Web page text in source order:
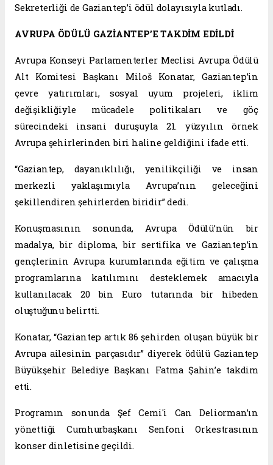
Sekreterliği de Gaziantep’i ödül dolayısıyla kutladı.
AVRUPA ÖDÜLÜ GAZİANTEP’E TAKDİM EDİLDİ
Avrupa Konseyi Parlamenterler Meclisi Avrupa Ödülü
Alt Komitesi Başkanı Miloš Konatar, Gaziantep’in
çevre yatırımları, sosyal uyum projeleri, iklim
değişikliğiyle mücadele politikaları ve göç
sürecindeki insani duruşuyla 21. yüzyılın örnek
Avrupa şehirlerinden biri haline geldiğini ifade etti.
“Gaziantep, dayanıklılığı, yenilikçiliği ve insan
merkezli yaklaşımıyla Avrupa’nın geleceğini
şekillendiren şehirlerden biridir” dedi.
Konuşmasının sonunda, Avrupa Ödülü’nün bir
madalya, bir diploma, bir sertifika ve Gaziantep’in
gençlerinin Avrupa kurumlarında eğitim ve çalışma
programlarına katılımını desteklemek amacıyla
kullanılacak 20 bin Euro tutarında bir hibeden
oluştuğunu belirtti.
Konatar, “Gaziantep artık 86 şehirden oluşan büyük bir
Avrupa ailesinin parçasıdır” diyerek ödülü Gaziantep
Büyükşehir Belediye Başkanı Fatma Şahin’e takdim
etti.
Programın sonunda Şef Cemi'i Can Deliorman’ın
yönettiği Cumhurbaşkanı Senfoni Orkestrasının
konser dinletisine geçildi.